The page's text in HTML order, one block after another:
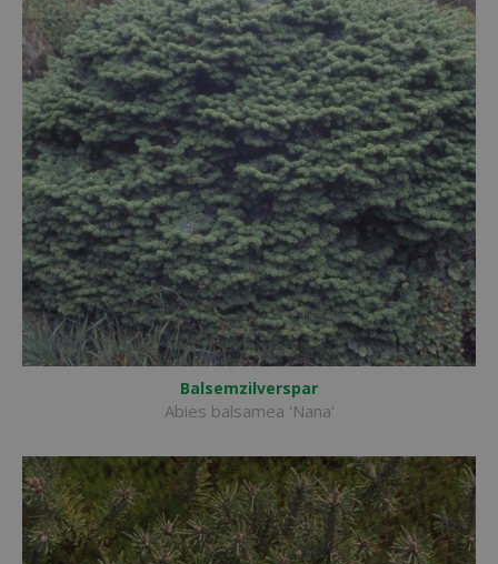
Balsemzilverspar
Abies balsamea 'Nana'